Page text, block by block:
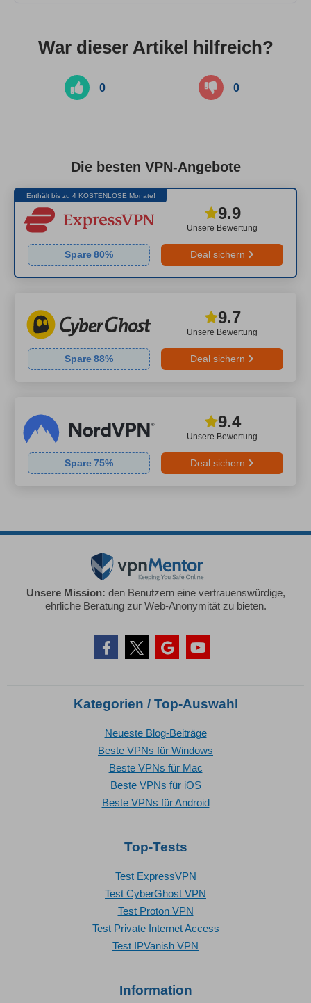
War dieser Artikel hilfreich?
0 0
Die besten VPN-Angebote
Enthält bis zu 4 KOSTENLOSE Monate!
Unsere Bewertung
9.9
Spare80% Deal sichern
Unsere Bewertung
9.7
Spare88% Deal sichern
Unsere Bewertung
9.4
Spare75% Deal sichern
Unsere Mission: den Benutzern eine vertrauenswürdige,
ehrliche Beratung zur Web-Anonymität zu bieten.
Kategorien / Top-Auswahl
Neueste Blog-Beiträge
Beste VPNs für Windows
Beste VPNs für Mac
Beste VPNs für iOS
Beste VPNs für Android
Top-Tests
Test ExpressVPN
Test CyberGhost VPN
Test Proton VPN
Test Private Internet Access
Test IPVanish VPN
Information